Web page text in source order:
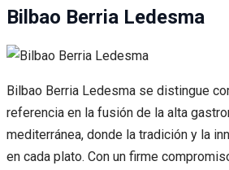
Bilbao Berria Ledesma
Bilbao Berria Ledesma se distingue
referencia en la fusión de la alta
mediterránea, donde la tradición y la
en cada plato. Con un firme